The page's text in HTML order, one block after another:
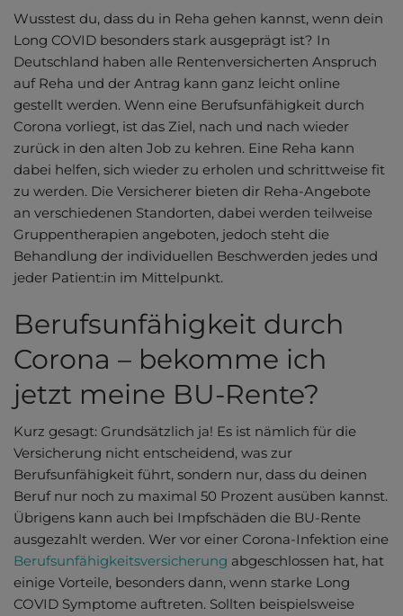
Wusstest du, dass du in Reha gehen kannst, wenn dein
Long COVID besonders stark ausgeprägt ist? In
Deutschland haben alle Rentenversicherten Anspruch
auf Reha und der Antrag kann ganz leicht online
gestellt werden. Wenn eine Berufsunfähigkeit durch
Corona vorliegt, ist das Ziel, nach und nach wieder
zurück in den alten Job zu kehren. Eine Reha kann
dabei helfen, sich wieder zu erholen und schrittweise fit
zu werden. Die Versicherer bieten dir Reha-Angebote
an verschiedenen Standorten, dabei werden teilweise
Gruppentherapien angeboten, jedoch steht die
Behandlung der individuellen Beschwerden jedes und
jeder Patient:in im Mittelpunkt.
Berufsunfähigkeit durch
Corona – bekomme ich
jetzt meine BU-Rente?
Kurz gesagt: Grundsätzlich ja! Es ist nämlich für die
Versicherung nicht entscheidend, was zur
Berufsunfähigkeit führt, sondern nur, dass du deinen
Beruf nur noch zu maximal 50 Prozent ausüben kannst.
Übrigens kann auch bei Impfschäden die BU-Rente
ausgezahlt werden. Wer vor einer Corona-Infektion eine
Berufsunfähigkeitsversicherung abgeschlossen hat, hat
einige Vorteile, besonders dann, wenn starke Long
COVID Symptome auftreten. Sollten beispielsweise